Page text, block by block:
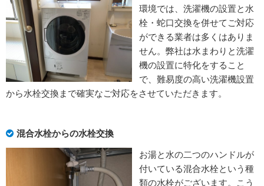
環境では、洗濯機の設置と水
栓・蛇口交換を併せてご対応
ができる業者は多くはありま
せん。弊社は水まわりと洗濯
機の設置に特化をすること
で、難易度の高い洗濯機設置
から水栓交換まで確実なご対応をさせていただきます。
混合水栓からの水栓交換
お湯と水の二つのハンドルが
付いている混合水栓という種
類の水栓がございます。こう